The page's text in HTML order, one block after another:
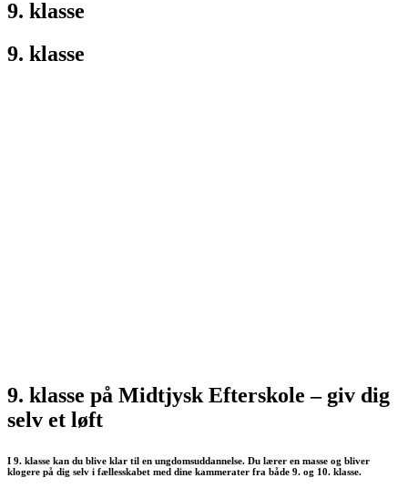
9. klasse
9. klasse
9. klasse på Midtjysk Efterskole – giv dig
selv et løft
I 9. klasse kan du blive klar til en ungdomsuddannelse. Du lærer en masse og bliver
klogere på dig selv i fællesskabet med dine kammerater fra både 9. og 10. klasse.